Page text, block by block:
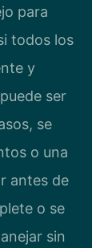
para
todos los
y
ser
se
o una
antes de
o se
sin